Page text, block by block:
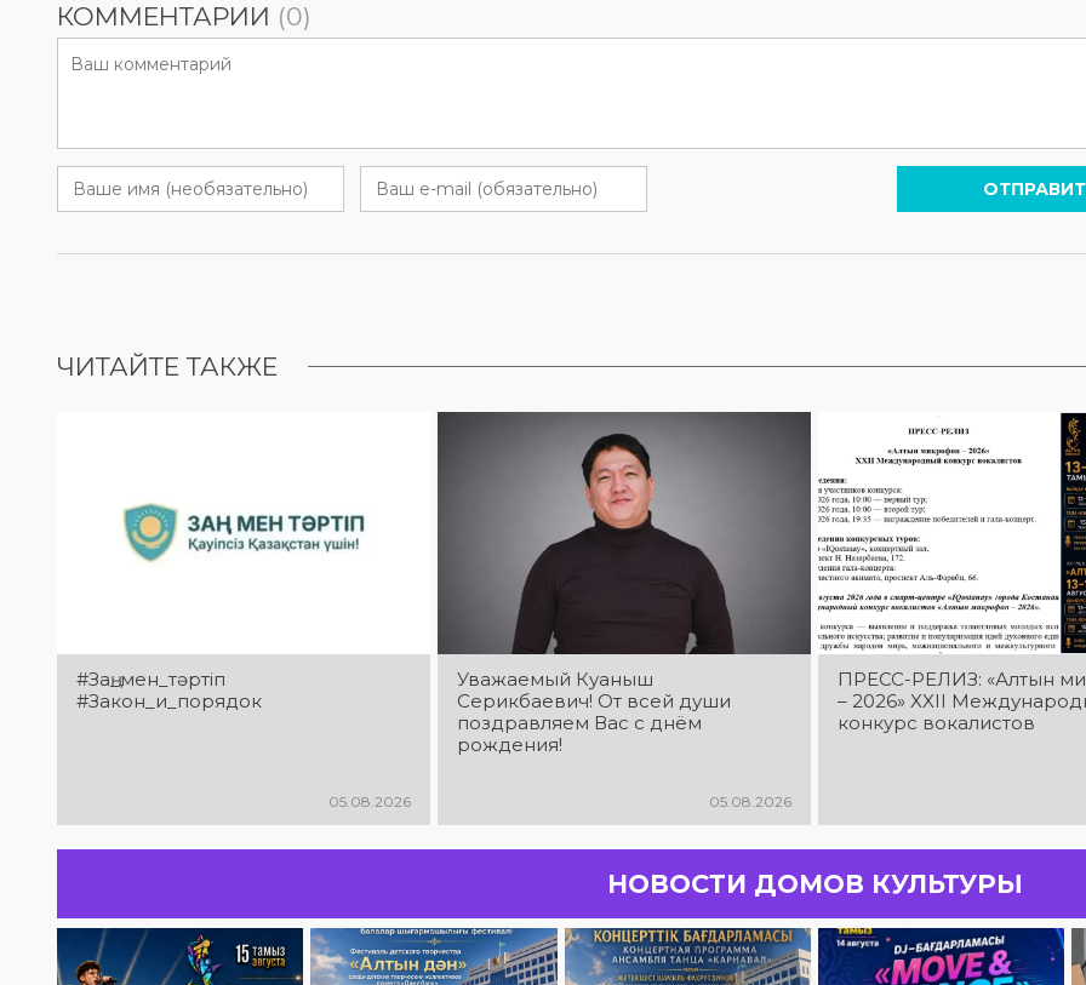
КОММЕНТАРИИ (0)
ЧИТАЙТЕ ТАКЖЕ
#Заң_мен_тәртіп
#Закон_и_порядок
05.08.2026
Уважаемый Куаныш
Серикбаевич! От всей души
поздравляем Вас с днём
рождения!
05.08.2026
ПРЕСС-РЕЛИЗ: «Алтын
– 2026» XXIІ
конкурс вокалистов
НОВОСТИ ДОМОВ КУЛЬТУРЫ